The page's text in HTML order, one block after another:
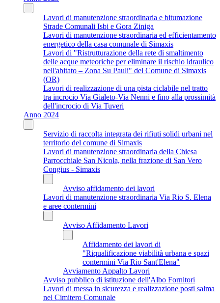
Lavori di manutenzione straordinaria e bitumazione
Strade Comunali Isbi e Gora Ziniga
Lavori di manutenzione straordinaria ed efficientamento
energetico della casa comunale di Simaxis
Lavori di "Ristrutturazione della rete di smaltimento
delle acque meteoriche per eliminare il rischio idraulico
nell'abitato – Zona Su Pauli" del Comune di Simaxis
(OR)
Lavori di realizzazione di una pista ciclabile nel tratto
tra incrocio Via Gialeto-Via Nenni e fino alla prossimità
dell'incrocio di Via Tuveri
Anno 2024
Servizio di raccolta integrata dei rifiuti solidi urbani nel
territorio del comune di Simaxis
Lavori di manutenzione straordinaria della Chiesa
Parrocchiale San Nicola, nella frazione di San Vero
Congius - Simaxis
Avviso affidamento dei lavori
Lavori di manutenzione straordinaria Via Rio S. Elena
e aree contermini
Avviso Affidamento Lavori
Affidamento dei lavori di
"Riqualificazione viabilità urbana e spazi
contermini Via Rio Sant'Elena"
Avviamento Appalto Lavori
Avviso pubblico di istituzione dell'Albo Fornitori
Lavori di messa in sicurezza e realizzazione posti salma
nel Cimitero Comunale